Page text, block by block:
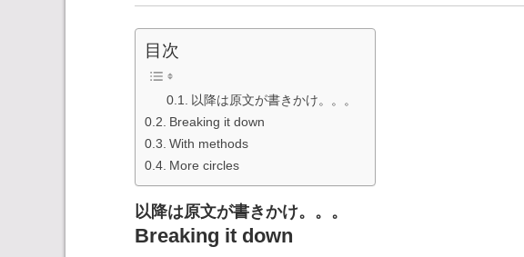
目次
以降は原文が書きかけ。。。
Breaking it down
With methods
More circles
以降は原文が書きかけ。。。
Breaking it down